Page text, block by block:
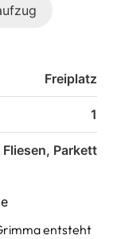
Freiplatz
1
Fliesen, Parkett
entsteht